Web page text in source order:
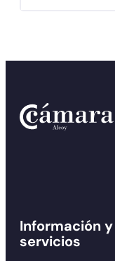
Información y
servicios